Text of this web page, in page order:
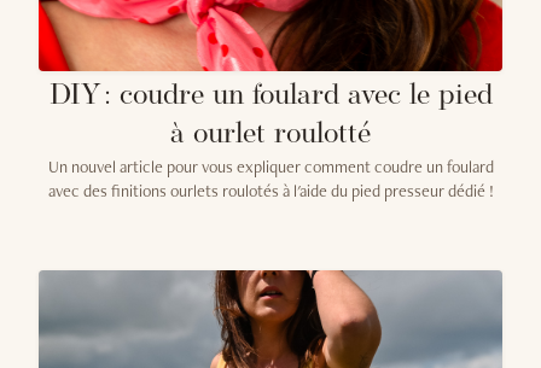
DIY : coudre un foulard avec le pied
à ourlet roulotté
Un nouvel article pour vous expliquer comment coudre un foulard
avec des finitions ourlets roulotés à l'aide du pied presseur dédié !